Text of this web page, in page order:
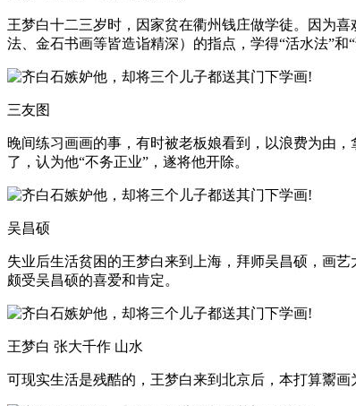
王梦白十二三岁时，因家贫在衢州钱庄做学徒。因为
法、金石书画等皆造诣精深）的指点，学得“活水法”和“
三友图
晚间练习画画的事，有时被老板娘看到，以浪费为由
了，认为他“不务正业”，遂将他开除。
吴昌硕
失业后生活贫困的王梦白来到上海，拜师吴昌硕，画
颇受吴昌硕的喜爱和肯定。
王梦白 张大千作 山水
可现实生活是残酷的，王梦白来到北京后，本打算鬻